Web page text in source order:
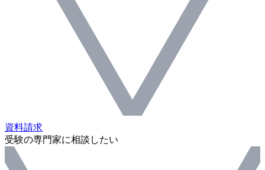
資料請求
受験の専門家に相談したい